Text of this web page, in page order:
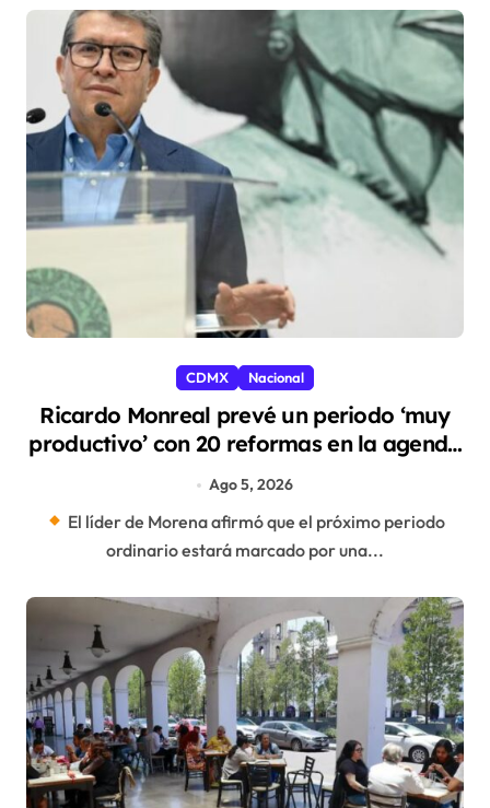
CDMX Nacional
Ricardo Monreal prevé un periodo ‘muy
productivo’ con 20 reformas en la agenda
del Congreso
Ago 5, 2026
El líder de Morena afirmó que el próximo periodo
ordinario estará marcado por una...